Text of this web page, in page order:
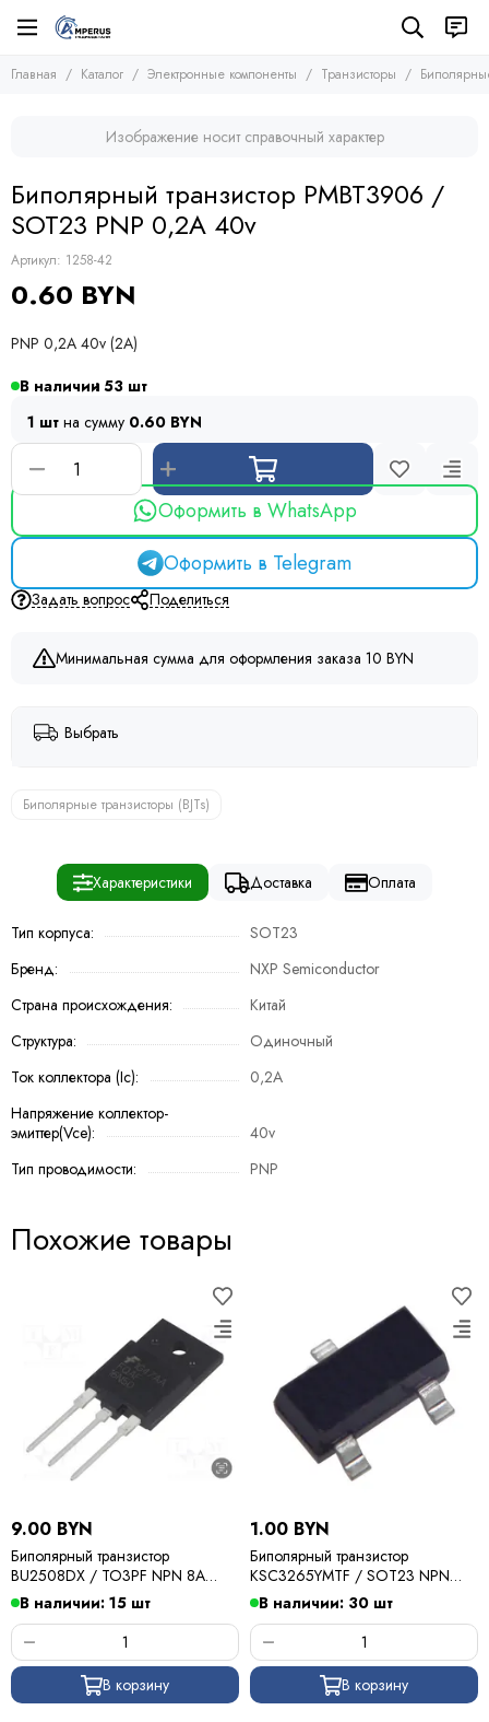
Электронные компоненты
Транзисторы
Транзисторы
Биполярные транзисторы (BJTs)
Тиристоры и симисторы
Модули
Резисторы
Предохранители
Дроссели
Фоточувствительные элементы
Главная Каталог Электронные компоненты Транзисторы
Изображение носит справочный характер
Биполярный транзистор PMBT3906 /
SOT23 PNP 0,2A 40v
Артикул: 1258-42
0.60 BYN
PNP 0,2A 40v (2A)
В наличии 53
1 шт на сумму 0.60 BYN
Оформить в WhatsApp
Оформить в Telegram
Задать вопрос Поделиться
Минимальная сумма для оформления заказа 10 BYN
Выбрать
Биполярные транзисторы (BJTs)
Характеристики Доставка Оплата
Тип корпуса:
SOT23
Бренд:
NXP Semiconductor
Страна происхождения:
Китай
Структура:
Одиночный
Ток коллектора (Ic):
0,2A
Напряжение коллектор-
эмиттер(Vce):
40v
Тип проводимости:
PNP
Похожие товары
9.00 BYN
Биполярный транзистор
BU2508DX / TO3PF NPN 8A
700v
В наличии: 15 шт
В корзину
1.00 BYN
Биполярный транзистор
KSC3265YMTF / SOT23 NPN
0,8A 25v (K1Y)
В наличии: 30 шт
В корзину